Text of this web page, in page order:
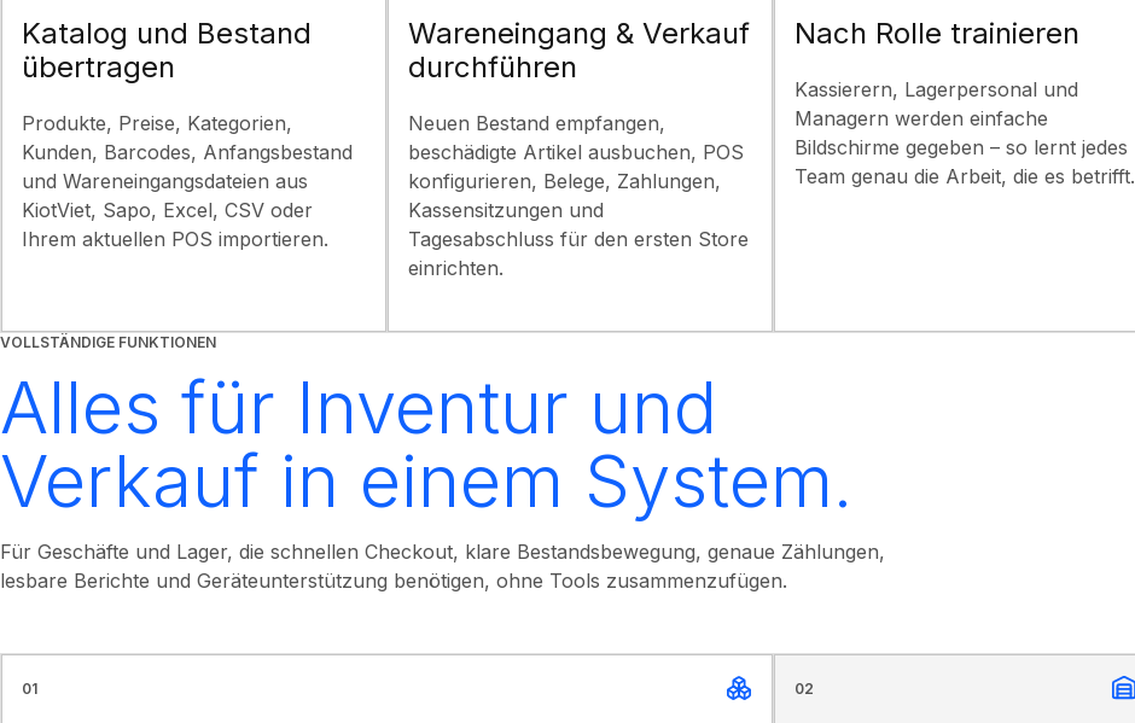
Katalog und Bestand
übertragen
Produkte, Preise, Kategorien,
Kunden, Barcodes, Anfangsbestand
und Wareneingangsdateien aus
KiotViet, Sapo, Excel, CSV oder
Ihrem aktuellen POS importieren.
Wareneingang & Verkauf
durchführen
Neuen Bestand empfangen,
beschädigte Artikel ausbuchen, POS
konfigurieren, Belege, Zahlungen,
Kassensitzungen und
Tagesabschluss für den ersten Store
einrichten.
Nach Rolle trainieren
Kassierern, Lagerpersonal und
Managern werden einfache
Bildschirme gegeben – so lernt jedes
Team genau die Arbeit, die es betrifft.
VOLLSTÄNDIGE FUNKTIONEN
Alles für Inventur und
Verkauf in einem System.
Für Geschäfte und Lager, die schnellen Checkout, klare Bestandsbewegung, genaue Zählungen,
lesbare Berichte und Geräteunterstützung benötigen, ohne Tools zusammenzufügen.
01 02